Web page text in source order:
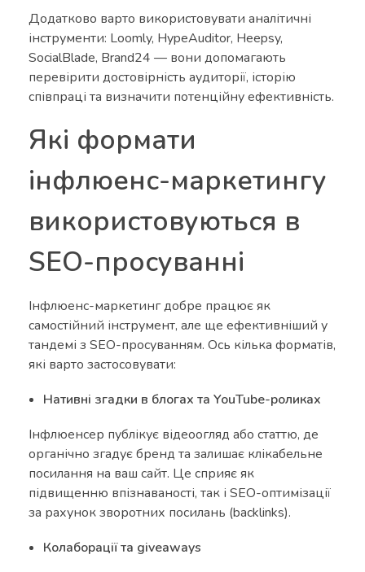
Додатково варто використовувати аналітичні
інструменти: Loomly, HypeAuditor, Heepsy,
SocialBlade, Brand24 — вони допомагають
перевірити достовірність аудиторії, історію
співпраці та визначити потенційну ефективність.
Які формати
інфлюенс-маркетингу
використовуються в
SEO-просуванні
Інфлюенс-маркетинг добре працює як
самостійний інструмент, але ще ефективніший у
тандемі з SEO-просуванням. Ось кілька форматів,
які варто застосовувати:
Нативні згадки в блогах та YouTube-роликах
Інфлюенсер публікує відеоогляд або статтю, де
органічно згадує бренд та залишає клікабельне
посилання на ваш сайт. Це сприяє як
підвищенню впізнаваності, так і SEO-оптимізації
за рахунок зворотних посилань (backlinks).
Колаборації та giveaways